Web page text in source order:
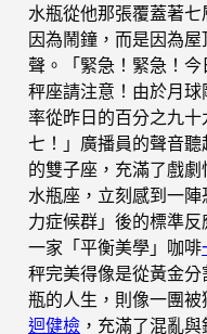
水瓶從他那張覆蓋著
因為鬧鐘，而是因為
聲。「緊急！緊急！
秤座請注意！由於月
率從昨日的百分之九
七！」廣播員的聲音
的雙子座，充滿了戲
水瓶座，立刻感到一
力症候群」後的標準
一家「平衡美學」咖啡
秤完美得像是從黃金
瓶的人生，則像一團
迴健檢 ，充滿了混亂